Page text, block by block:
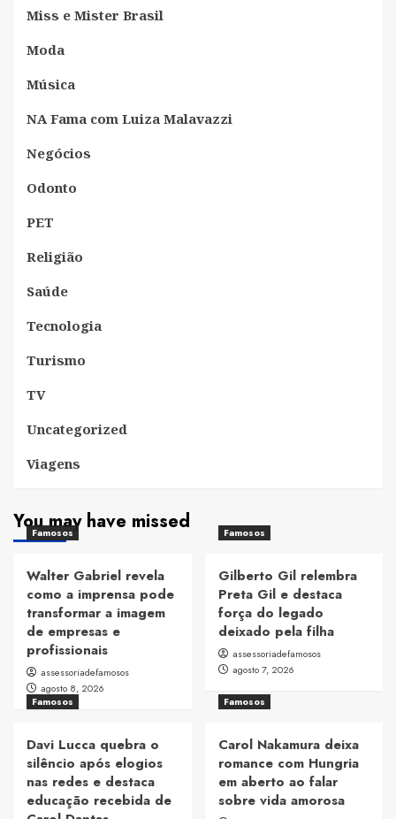
Miss e Mister Brasil
Moda
Música
NA Fama com Luiza Malavazzi
Negócios
Odonto
PET
Religião
Saúde
Tecnologia
Turismo
TV
Uncategorized
Viagens
You may have missed
Famosos
Walter Gabriel revela
como a imprensa pode
transformar a imagem
de empresas e
profissionais
assessoriadefamosos
agosto 8, 2026
Famosos
Gilberto Gil relembra
Preta Gil e destaca
força do legado
deixado pela filha
assessoriadefamosos
agosto 7, 2026
Famosos
Davi Lucca quebra o
silêncio após elogios
nas redes e destaca
educação recebida de
Famosos
Carol Nakamura deixa
romance com Hungria
em aberto ao falar
sobre vida amorosa